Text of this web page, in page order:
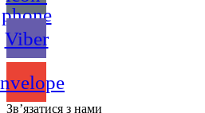
phone
Viber
Зв’язатися з нами